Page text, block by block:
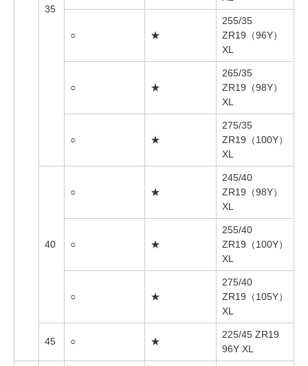
35
○ ★
255/35
ZR19（96Y）
XL
○ ★
265/35
ZR19（98Y）
XL
○ ★
275/35
ZR19（100Y）
XL
40
○ ★
245/40
ZR19（98Y）
XL
○ ★
255/40
ZR19（100Y）
XL
○ ★
275/40
ZR19（105Y）
XL
45 ○ ★
225/45 ZR19
96Y XL